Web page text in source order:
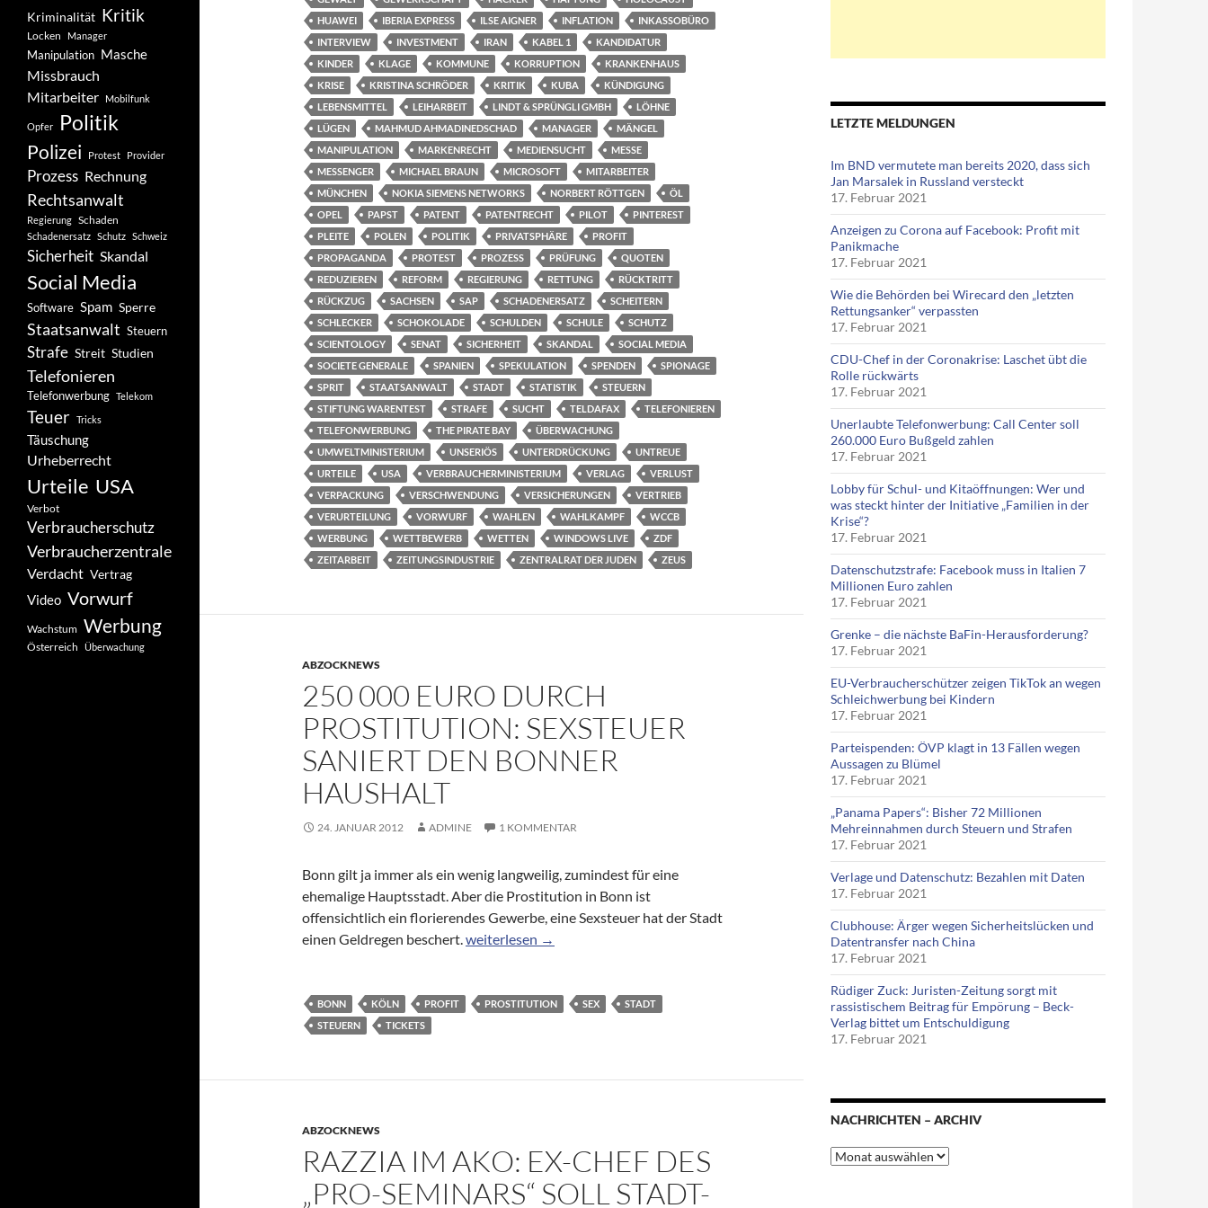
HUAWEI
IBERIA EXPRESS ILSE AIGNER INFLATION
INKASSOBÜRO
INTERVIEW
INVESTMENT IRAN KABEL 1
KANDIDATUR
KINDER
KLAGE KOMMUNE KORRUPTION
KRANKENHAUS
KRISE
KRISTINA SCHRÖDER KRITIK KUBA
KÜNDIGUNG
LEBENSMITTEL
LEIHARBEIT LINDT & SPRÜNGLI GMBH
LÖHNE
LÜGEN
MAHMUD AHMADINEDSCHAD MANAGER
MÄNGEL
MANIPULATION
MARKENRECHT MEDIENSUCHT
MESSE
MESSENGER
MICHAEL BRAUN MICROSOFT
MITARBEITER
MÜNCHEN
NOKIA SIEMENS NETWORKS NORBERT RÖTTGEN
ÖL
OPEL
PAPST PATENT PATENTRECHT PILOT
PINTEREST
PLEITE
POLEN POLITIK PRIVATSPHÄRE
PROFIT
PROPAGANDA
PROTEST PROZESS PRÜFUNG
QUOTEN
REDUZIEREN
REFORM REGIERUNG RETTUNG
RÜCKTRITT
RÜCKZUG
SACHSEN SAP SCHADENERSATZ
SCHEITERN
SCHLECKER
SCHOKOLADE SCHULDEN SCHULE
SCHUTZ
SCIENTOLOGY
SENAT SICHERHEIT SKANDAL
SOCIAL MEDIA
SOCIETE GENERALE
SPANIEN SPEKULATION SPENDEN
SPIONAGE
SPRIT
STAATSANWALT STADT STATISTIK
STEUERN
STIFTUNG WARENTEST
STRAFE SUCHT TELDAFAX
TELEFONIEREN
TELEFONWERBUNG
THE PIRATE BAY
ÜBERWACHUNG
UMWELTMINISTERIUM
UNSERIÖS UNTERDRÜCKUNG
UNTREUE
URTEILE
USA VERBRAUCHERMINISTERIUM VERLAG
VERLUST
VERPACKUNG
VERSCHWENDUNG VERSICHERUNGEN
VERTRIEB
VERURTEILUNG
VORWURF WAHLEN WAHLKAMPF
WCCB
WERBUNG
WETTBEWERB WETTEN WINDOWS LIVE
ZDF
ZEITARBEIT
ZEITUNGSINDUSTRIE ZENTRALRAT DER JUDEN ZEUS
ABZOCKNEWS
250 000 EURO DURCH
PROSTITUTION: SEXSTEUER
SANIERT DEN BONNER
HAUSHALT
24. JANUAR 2012 ADMINE 1 KOMMENTAR
Bonn gilt ja immer als ein wenig langweilig, zumindest für eine
ehemalige Hauptsstadt. Aber die Prostitution in Bonn ist
offensichtlich ein florierendes Gewerbe, eine Sexsteuer hat der Stadt
einen Geldregen beschert.250 000 Euro durch Prostitution: Sexsteuer saniert den Bonner Haushalt
weiterlesen →
BONN KÖLN PROFIT PROSTITUTION SEX
STADT
STEUERN
TICKETS
ABZOCKNEWS
RAZZIA IM AKO: EX-CHEF DES
„PRO-SEMINARS“ SOLL STADT-
LETZTE MELDUNGEN
Im BND vermutete man bereits 2020, dass sich
Jan Marsalek in Russland versteckt
17. Februar 2021
Anzeigen zu Corona auf Facebook: Profit mit
Panikmache
17. Februar 2021
Wie die Behörden bei Wirecard den „letzten
Rettungsanker“ verpassten
17. Februar 2021
CDU-Chef in der Coronakrise: Laschet übt die
Rolle rückwärts
17. Februar 2021
Unerlaubte Telefonwerbung: Call Center soll
260.000 Euro Bußgeld zahlen
17. Februar 2021
Lobby für Schul- und Kitaöffnungen: Wer und
was steckt hinter der Initiative „Familien in der
Krise“?
17. Februar 2021
Datenschutzstrafe: Facebook muss in Italien 7
Millionen Euro zahlen
17. Februar 2021
Grenke – die nächste BaFin-Herausforderung?
17. Februar 2021
EU-Verbraucherschützer zeigen TikTok an wegen
Schleichwerbung bei Kindern
17. Februar 2021
Parteispenden: ÖVP klagt in 13 Fällen wegen
Aussagen zu Blümel
17. Februar 2021
„Panama Papers“: Bisher 72 Millionen
Mehreinnahmen durch Steuern und Strafen
17. Februar 2021
Verlage und Datenschutz: Bezahlen mit Daten
17. Februar 2021
Clubhouse: Ärger wegen Sicherheitslücken und
Datentransfer nach China
17. Februar 2021
Rüdiger Zuck: Juristen-Zeitung sorgt mit
rassistischem Beitrag für Empörung – Beck-
Verlag bittet um Entschuldigung
17. Februar 2021
NACHRICHTEN – ARCHIV
Nachrichten
–
Kriminalität Kritik
Locken Manager
Manipulation Masche
Missbrauch
Mitarbeiter
Mobilfunk
Opfer Politik
Polizei Protest Provider
Prozess Rechnung
Rechtsanwalt
Regierung Schaden
Schadenersatz Schutz Schweiz
Sicherheit Skandal
Social Media
Software Spam Sperre
Staatsanwalt Steuern
Strafe Streit Studien
Telefonieren
Telefonwerbung Telekom
Teuer Tricks
Täuschung
Urheberrecht
Urteile USA
Verbot
Verbraucherschutz
Verbraucherzentrale
Verdacht Vertrag
Video Vorwurf
Wachstum Werbung
Österreich Überwachung